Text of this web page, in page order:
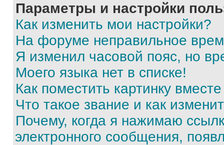
Параметры и настройки
Как изменить мои настройки?
На форуме неправильное
Я изменил часовой пояс, но
Моего языка нет в списке!
Как поместить картинку
Что такое звание и как
Почему, когда я нажимаю
электронного сообщения,